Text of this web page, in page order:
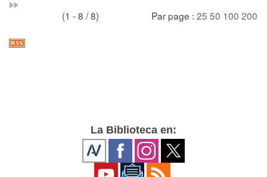
(1 - 8 / 8) Par page : 25 50 100 200
La Biblioteca en: